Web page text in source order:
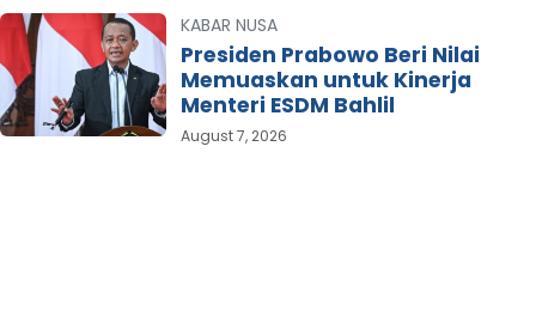
KABAR NUSA
Presiden Prabowo Beri Nilai
Memuaskan untuk Kinerja
Menteri ESDM Bahlil
August 7, 2026